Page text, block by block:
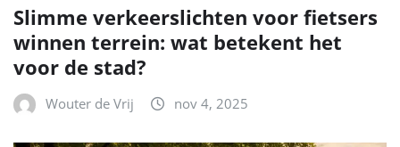
Slimme verkeerslichten voor fietsers
winnen terrein: wat betekent het
voor de stad?
Wouter de Vrij nov 4, 2025